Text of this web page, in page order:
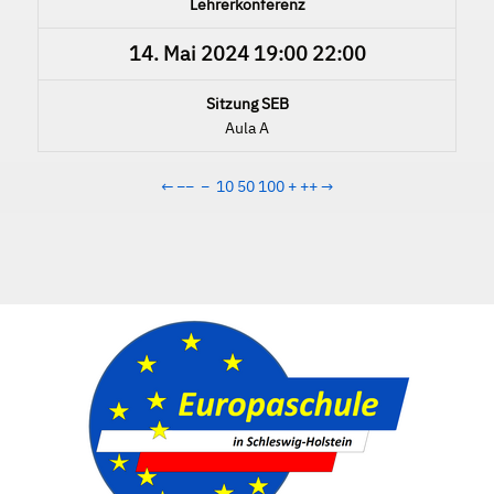
Lehrerkonferenz
14. Mai 202419:00 22:00
Sitzung SEB
Aula A
← −− − 10 50 100 + ++→